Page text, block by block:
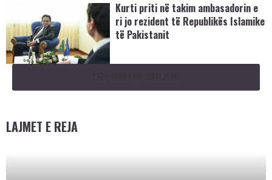
Kurti priti në takim ambasadorin e
ri jo rezident të Republikës Islamike
të Pakistanit
LAJMET E REJA